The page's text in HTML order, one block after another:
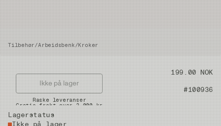
Tilbehør/Arbeidsbenk/Kroker
Pris 199.00 NOK
Artikkelnummer #100936
Lagerstatus
Ikke på lager
Ikke på lager
Raske leveranser
Gratis frakt over 2.000 kr